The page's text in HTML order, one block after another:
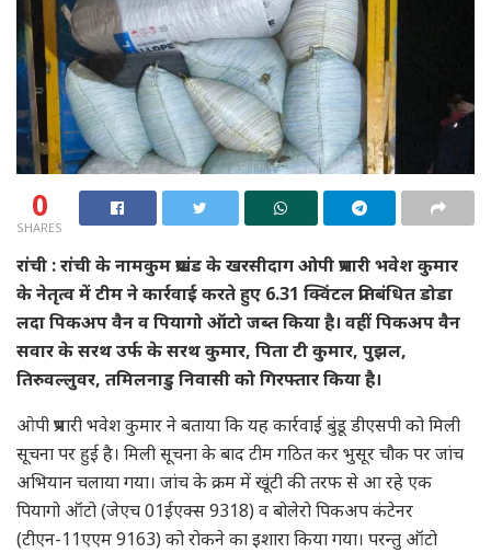
0
SHARES
रांची : रांची के नामकुम प्रखंड के खरसीदाग ओपी प्रभारी भवेश कुमार
के नेतृत्व में टीम ने कार्रवाई करते हुए 6.31 क्विंटल प्रतिबंधित डोडा
लदा पिकअप वैन व पियागो ऑटो जब्त किया है। वहीं पिकअप वैन
सवार के सरथ उर्फ के सरथ कुमार, पिता टी कुमार, पुझल,
तिरुवल्लुवर, तमिलनाडु निवासी को गिरफ्तार किया है।
ओपी प्रभारी भवेश कुमार ने बताया कि यह कार्रवाई बुंडू डीएसपी को मिली
सूचना पर हुई है। मिली सूचना के बाद टीम गठित कर भुसूर चौक पर जांच
अभियान चलाया गया। जांच के क्रम में खूंटी की तरफ से आ रहे एक
पियागो ऑटो (जेएच 01ईएक्स 9318) व बोलेरो पिकअप कंटेनर
(टीएन-11एएम 9163) को रोकने का इशारा किया गया। परन्तु ऑटो